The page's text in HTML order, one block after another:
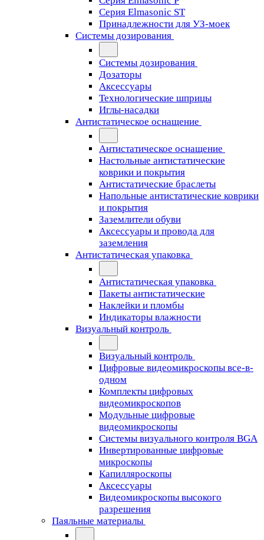
Серия Elmasonic ST
Принадлежности для УЗ-моек
Системы дозирования
Системы дозирования
Дозаторы
Аксессуары
Технологические шприцы
Иглы-насадки
Антистатическое оснащение
Антистатическое оснащение
Настольные антистатические
коврики и покрытия
Антистатические браслеты
Напольные антистатические коврики
и покрытия
Заземлители обуви
Аксессуары и провода для
заземления
Антистатическая упаковка
Антистатическая упаковка
Пакеты антистатические
Наклейки и пломбы
Индикаторы влажности
Визуальный контроль
Визуальный контроль
Цифровые видеомикроскопы все-в-
одном
Комплекты цифровых
видеомикроскопов
Модульные цифровые
видеомикроскопы
Cистемы визуального контроля BGA
Инвертированные цифровые
микроскопы
Капилляроскопы
Аксессуары
Видеомикроскопы высокого
разрешения
Паяльные материалы